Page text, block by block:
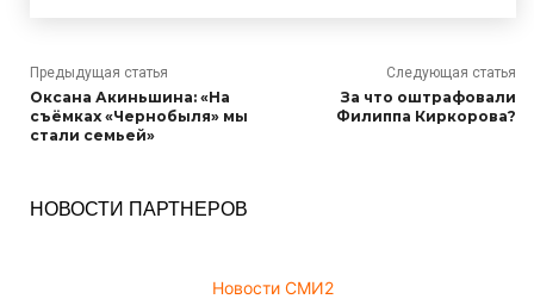
Предыдущая статья
Оксана Акиньшина: «На
съёмках «Чернобыля» мы
стали семьей»
Следующая статья
За что оштрафовали
Филиппа Киркорова?
НОВОСТИ ПАРТНЕРОВ
Новости СМИ2